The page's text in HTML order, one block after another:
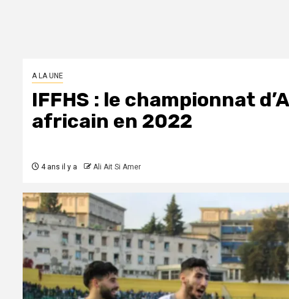
A LA UNE
IFFHS : le championnat
africain en 2022
4 ans il y a Ali Ait Si Amer